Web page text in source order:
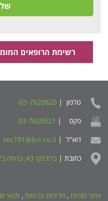
רשימת הרופאים
טלפון | 03-7620620
פקס | 03-7620621
דוא"ל | sec101@bri.co.il
כתובת | ברודצקי 43, כניסה ב', קומה 3, רמת אביב
ויתור סודיות , מדיניות פרטיות , תנאי